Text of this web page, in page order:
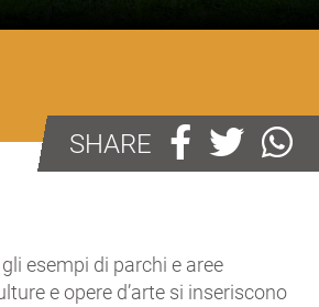
SHARE
esempi di parchi e aree
e opere d’arte si inseriscono